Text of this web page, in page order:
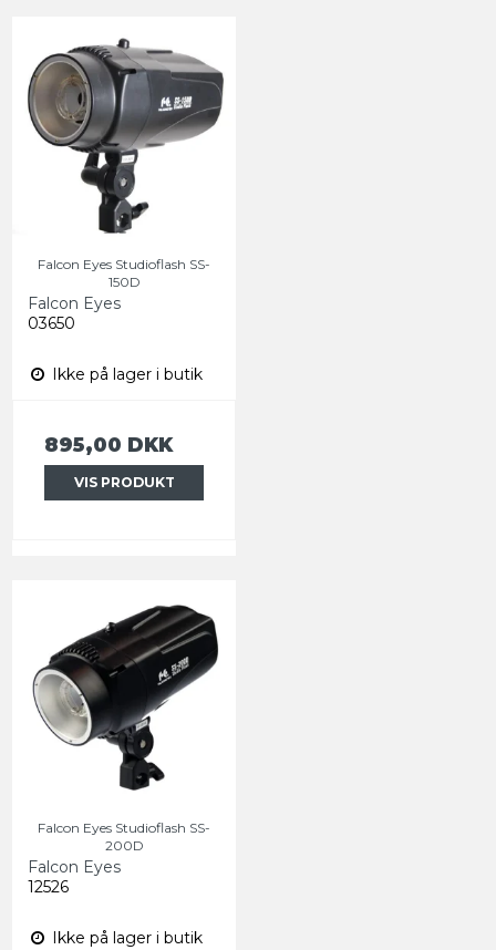
Falcon Eyes Studioflash SS-
150D
Falcon Eyes
03650
Ikke på lager i butik
895,00 DKK
VIS PRODUKT
Falcon Eyes Studioflash SS-
200D
Falcon Eyes
12526
Ikke på lager i butik